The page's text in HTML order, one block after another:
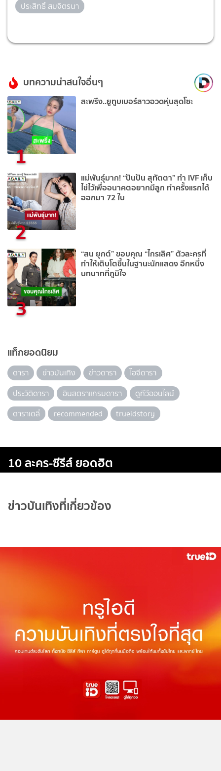
ประสิทธิ์ สมจิตรนา
บทความน่าสนใจอื่นๆ
1
สะพรึง..ยูทูบเบอร์สาวอวดหุ่นสุดโซะ
2
แม่พันธุ์มาก! “ปันปัน สุทัตตา” ทำ IVF เก็บ
ไข่ไว้เพื่ออนาคตอยากมีลูก ทำครั้งแรกได้
ออกมา 72 ใบ
3
“สน ยุกต์” ขอบคุณ “ไกรเลิศ” ตัวละครที่
ทำให้เติบโตขึ้นในฐานะนักแสดง อีกหนึ่ง
บทบาทที่ภูมิใจ
แท็กยอดนิยม
ดารา ข่าวบันเทิง ข่าวดารา
ไอจีดารา
ประวัติดารา
อินสตราแกรมดารา
ดูทีวีออนไลน์
ดาราเดลี่
recommended trueidstory
10 ละคร-ซีรีส์ ยอดฮิต
ข่าวบันเทิงที่เกี่ยวข้อง